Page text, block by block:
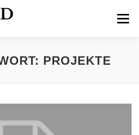
Menü
KONTAKT IMPRESSUM
PROJEKTE